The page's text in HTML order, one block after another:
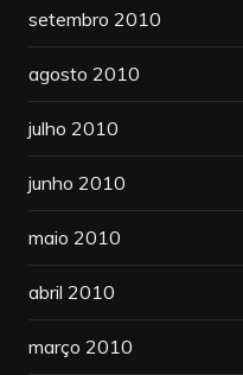
setembro 2010
agosto 2010
julho 2010
junho 2010
maio 2010
abril 2010
março 2010